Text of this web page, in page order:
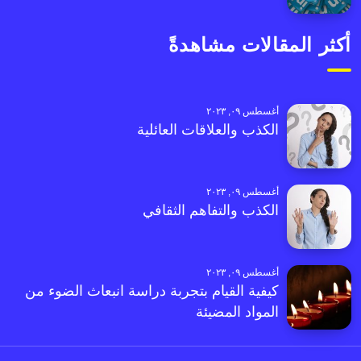
أكثر المقالات مشاهدةً
أغسطس ٠٩, ٢٠٢٣
الكذب والعلاقات العائلية
أغسطس ٠٩, ٢٠٢٣
الكذب والتفاهم الثقافي
أغسطس ٠٩, ٢٠٢٣
كيفية القيام بتجربة دراسة انبعاث الضوء من
المواد المضيئة